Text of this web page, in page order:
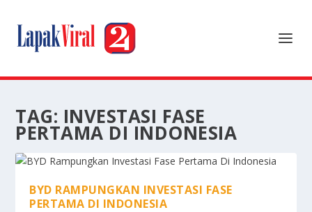
TAG: INVESTASI FASE
PERTAMA DI INDONESIA
BYD RAMPUNGKAN INVESTASI FASE
PERTAMA DI INDONESIA